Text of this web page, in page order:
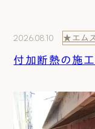
2026.08.10 ★エム
付加断熱の施工